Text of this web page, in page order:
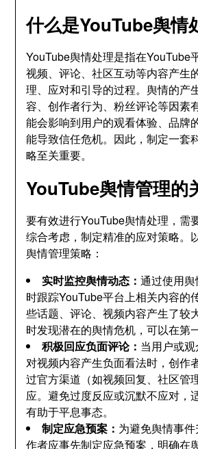
什么是YouTube舆情
YouTube舆情处理是指在YouTube
视频、评论、社区互动等内容产生
理、应对和引导的过程。舆情的产
容、创作者行为、粉丝评论等因素
能会影响到用户的观看体验、品牌
能导致信任危机。因此，制定一套
略至关重要。
YouTube舆情管理的
要有效进行YouTube舆情处理，需
综合考虑，制定精准的应对策略。
舆情管理策略：
实时监控舆情动态：通过使用
时跟踪YouTube平台上相关内容的
些话题、评论、视频内容产生了较
时发现潜在的舆情危机，可以在第
积极回应负面评论： 当用户或
对视频内容产生负面看法时，创作
过官方渠道（如视频回复、社区管
应。避免过度反应或沉默不应对，
有助于平息事态。
制定应急预案： 为避免舆情事
作者应事先制定应急预案，明确在